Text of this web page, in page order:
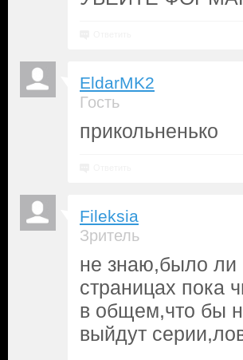
EldarMK2
Гость
прикольненько
Fileksia
Зритель
не знаю,было ли
страницах пока
в общем,что бы
выйдут